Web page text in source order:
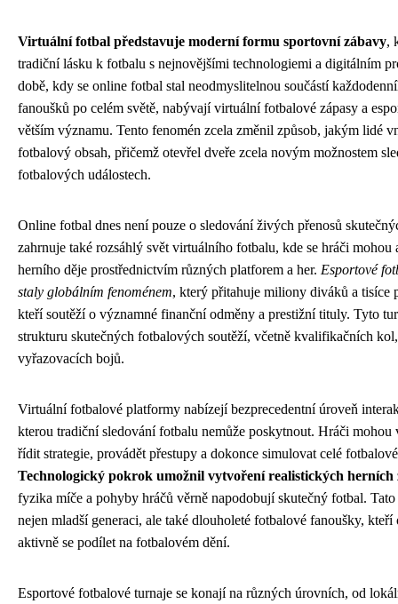
Virtuální fotbal představuje moderní formu sportovní zábavy,
tradiční lásku k fotbalu s nejnovějšími technologiemi a digitálním
době, kdy se online fotbal stal neodmyslitelnou součástí
fanoušků po celém světě, nabývají virtuální fotbalové zápasy a
větším významu. Tento fenomén zcela změnil způsob, jakým lidé
fotbalový obsah, přičemž otevřel dveře zcela novým možnostem
fotbalových událostech.
Online fotbal dnes není pouze o sledování živých přenosů
zahrnuje také rozsáhlý svět virtuálního fotbalu, kde se hráči mohou
herního děje prostřednictvím různých platforem a her. Esportové
staly globálním fenoménem, který přitahuje miliony diváků a tisíce
kteří soutěží o významné finanční odměny a prestižní tituly. Tyto
strukturu skutečných fotbalových soutěží, včetně kvalifikačních
vyřazovacích bojů.
Virtuální fotbalové platformy nabízejí bezprecedentní úroveň
kterou tradiční sledování fotbalu nemůže poskytnout. Hráči mohou
řídit strategie, provádět přestupy a dokonce simulovat celé
Technologický pokrok umožnil vytvoření realistických herních
fyzika míče a pohyby hráčů věrně napodobují skutečný fotbal.
nejen mladší generaci, ale také dlouholeté fotbalové fanoušky, kteří
aktivně se podílet na fotbalovém dění.
Esportové fotbalové turnaje se konají na různých úrovních, od